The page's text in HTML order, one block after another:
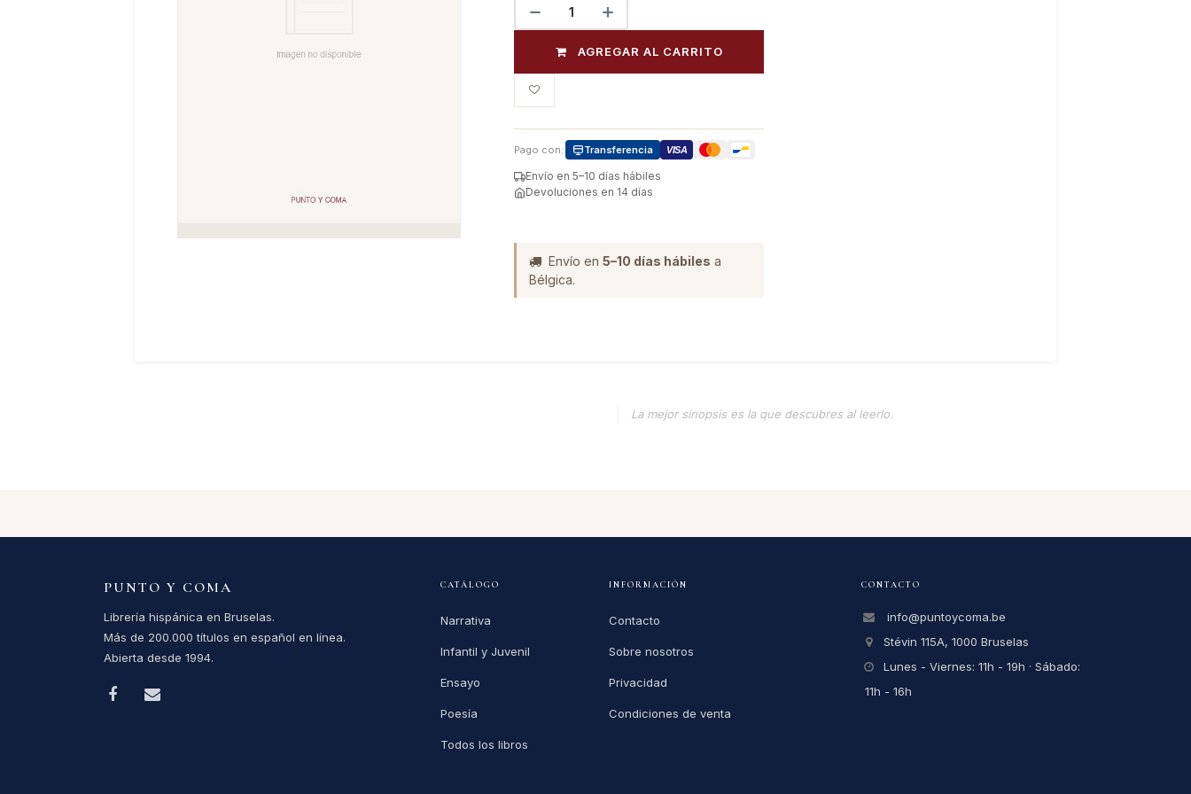
AGREGAR AL CARRITO
Pago con: Transferencia VISA
Envío en 5–10 días hábiles
Devoluciones en 14 días
Envío en 5–10 días hábiles a
Bélgica.
La mejor sinopsis es la que descubres al leerlo.
PUNTO Y COMA
Librería hispánica en Bruselas.
Más de 200.000 títulos en español en línea.
Abierta desde 1994.
CATÁLOGO
Narrativa
Infantil y Juvenil
Ensayo
Poesía
Todos los libros
INFORMACIÓN
Contacto
Sobre nosotros
Privacidad
Condiciones de venta
CONTACTO
info@puntoycoma.be
Stévin 115A, 1000 Bruselas
Lunes - Viernes: 11h - 19h · Sábado:
11h - 16h